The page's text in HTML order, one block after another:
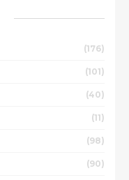
(176)
(101)
(40)
(11)
(98)
(90)